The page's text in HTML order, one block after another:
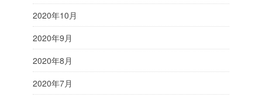
2020年10月
2020年9月
2020年8月
2020年7月